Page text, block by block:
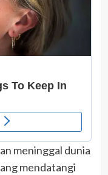
meninggal dunia
mendatangi